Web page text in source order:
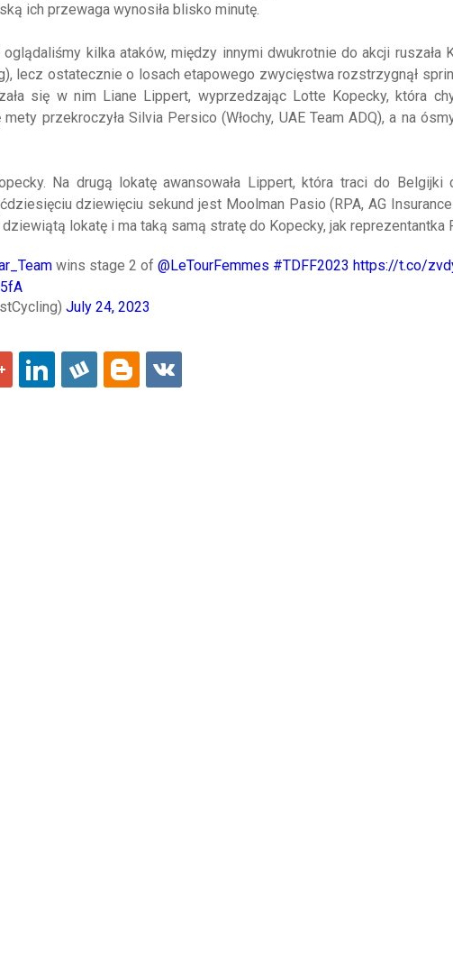
ich przewaga wynosiła blisko minutę.
kilka ataków, między innymi dwukrotnie do akcji ruszała
lecz ostatecznie o losach etapowego zwycięstwa rozstrzygnął
się w nim Liane Lippert, wyprzedzając Lotte Kopecky, która
przekroczyła Silvia Persico (Włochy, UAE Team ADQ), a na
Na drugą lokatę awansowała Lippert, która traci do
dziewięciu sekund jest Moolman Pasio (RPA, AG
dziewiątą lokatę i ma taką samą stratę do Kopecky, jak reprezentantka
wins stage 2 of @LeTourFemmes #TDFF2023 https://t.co/
July 24, 2023